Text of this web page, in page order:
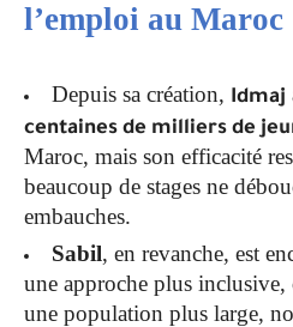
l’emploi au Maroc
Depuis sa création, Idmaj
centaines de milliers de
Maroc, mais son efficacité
beaucoup de stages ne
embauches.
Sabil, en revanche, est
une approche plus inclusive,
une population plus large,